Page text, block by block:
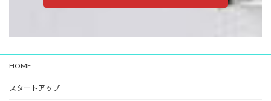
HOME
スタートアップ